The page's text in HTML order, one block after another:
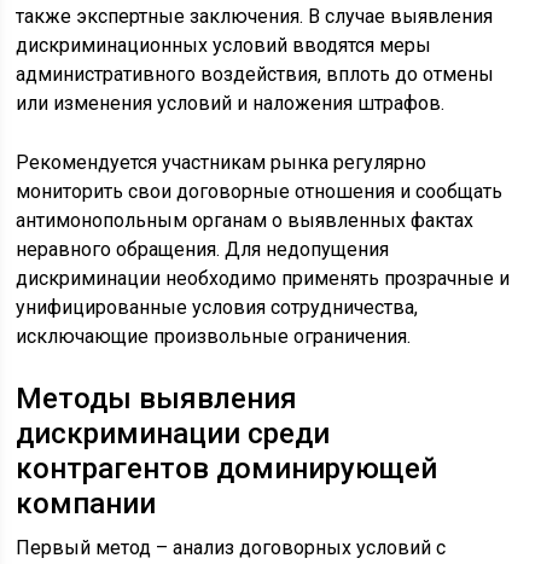
также экспертные заключения. В случае выявления
дискриминационных условий вводятся меры
административного воздействия, вплоть до отмены
или изменения условий и наложения штрафов.
Рекомендуется участникам рынка регулярно
мониторить свои договорные отношения и сообщать
антимонопольным органам о выявленных фактах
неравного обращения. Для недопущения
дискриминации необходимо применять прозрачные и
унифицированные условия сотрудничества,
исключающие произвольные ограничения.
Методы выявления
дискриминации среди
контрагентов доминирующей
компании
Первый метод – анализ договорных условий с